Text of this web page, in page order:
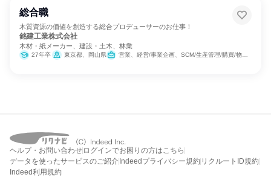
総合職
木質資源の価値を創造する総合プロデューサーのお仕事！
銘建工業株式会社
木材・紙メーカー、建設・土木、林業
27年卒 東京都、岡山県 営業、経営/事業企画、SCM/生産管理/購買/物流、経理/税務/財務、人事、法務/知財、広報/IR、製造・生産工程、建築/土木/プラント専門職
ヘルプ・お問い合わせ ログインでお困りの方はこちら
データを使ったサービスのご紹介 Indeedプライバシー規約 リクルートID規約
Indeed利用規約